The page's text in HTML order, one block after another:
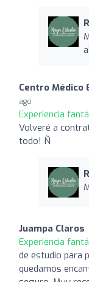
Centro
ago
Experiencia
Volveré a
todo! Ñ
Juampa Claros
Experiencia
de estudio para
quedamos